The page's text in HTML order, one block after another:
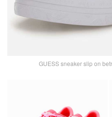
GUESS sneaker slip on